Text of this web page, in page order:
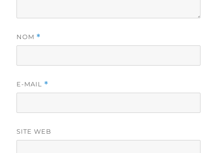
NOM *
E-MAIL *
SITE WEB